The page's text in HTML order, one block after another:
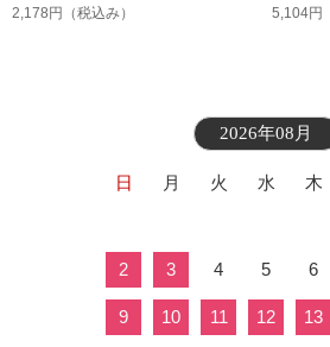
2,178円 （税込み） 5,104円
2026年08月
日 月 火 水 木
2 3 4 5 6
9 10 11 12 13